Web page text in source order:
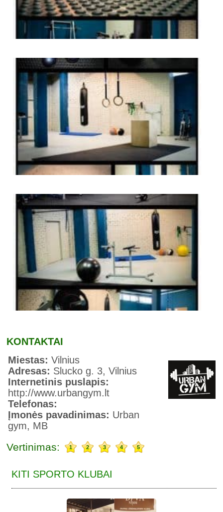
KONTAKTAI
Miestas:Vilnius
Adresas: Slucko g. 3, Vilnius
Internetinis puslapis:
http://www.urbangym.lt
Telefonas:
Įmonės pavadinimas: Urban
gym, MB
Vertinimas: 1 2 3 4 5
KITI SPORTO KLUBAI